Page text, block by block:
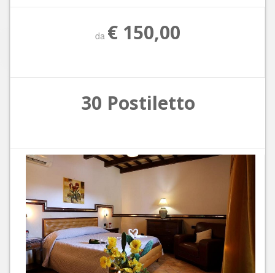
da € 150,00
30 Postiletto